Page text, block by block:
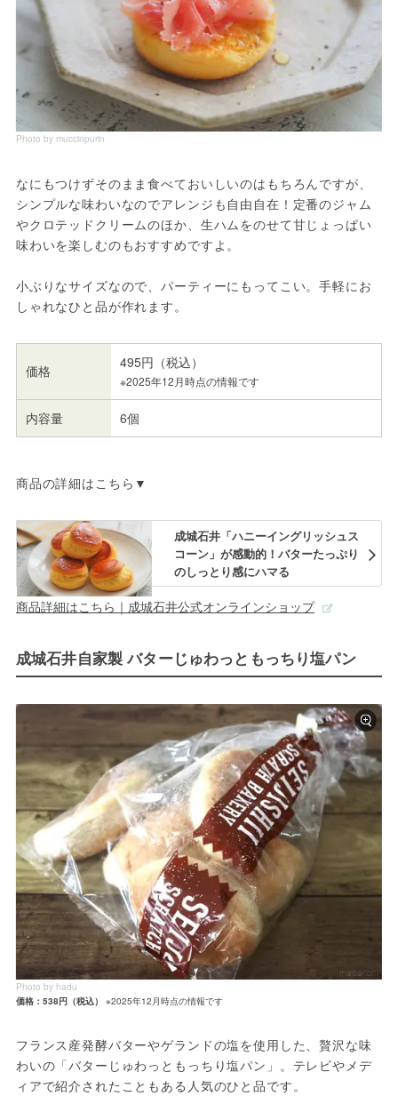
Photo by muccinpurin
なにもつけずそのまま食べておいしいのはもちろんですが、
シンプルな味わいなのでアレンジも自由自在！定番のジャム
やクロテッドクリームのほか、生ハムをのせて甘じょっぱい
味わいを楽しむのもおすすめですよ。
小ぶりなサイズなので、パーティーにもってこい。手軽にお
しゃれなひと品が作れます。
価格 495円（税込）
※2025年12月時点の情報です
内容量 6個
商品の詳細はこちら▼
成城石井「ハニーイングリッシュス
コーン」が感動的！バターたっぷり
のしっとり感にハマる
商品詳細はこちら｜成城石井公式オンラインショップ
成城石井自家製 バターじゅわっともっちり塩パン
Photo by hadu
価格：538円（税込）
※2025年12月時点の情報です
フランス産発酵バターやゲランドの塩を使用した、贅沢な味
わいの「バターじゅわっともっちり塩パン」。テレビやメデ
ィアで紹介されたこともある人気のひと品です。